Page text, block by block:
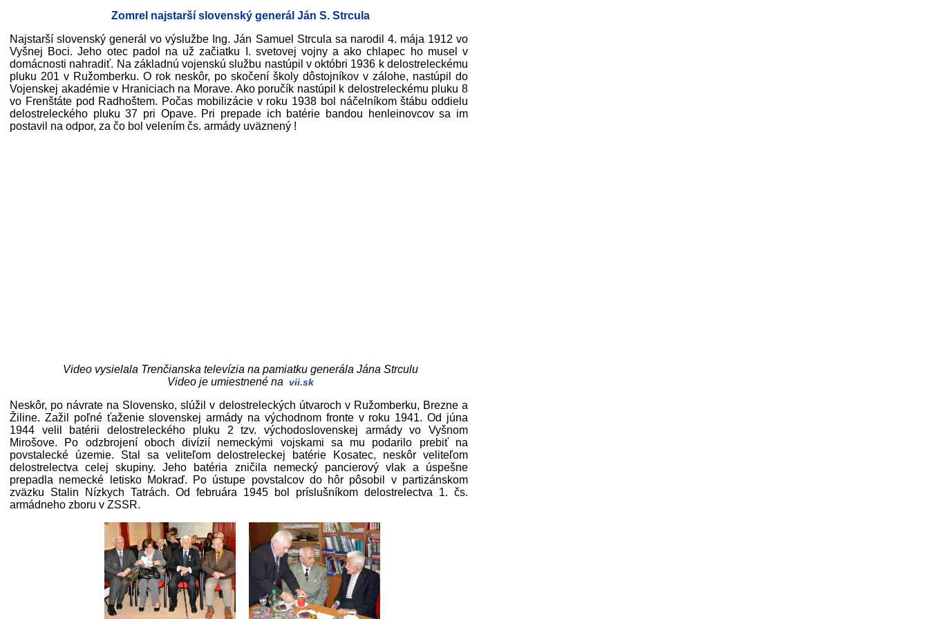
Zomrel najstarší slovenský generál Ján S. Strcula
Najstarší slovenský generál vo výslužbe Ing. Ján Samuel Strcula sa narodil 4. mája 1912 vo
Vyšnej Boci. Jeho otec padol na už začiatku I. svetovej vojny a ako chlapec ho musel v
domácnosti nahradiť. Na základnú vojenskú službu nastúpil v októbri 1936 k delostreleckému
pluku 201 v Ružomberku. O rok neskôr, po skočení školy dôstojníkov v zálohe, nastúpil do
Vojenskej akadémie v Hraniciach na Morave. Ako poručík nastúpil k delostreleckému pluku 8
vo Frenštáte pod Radhoštem. Počas mobilizácie v roku 1938 bol náčelníkom štábu oddielu
delostreleckého pluku 37 pri Opave. Pri prepade ich batérie bandou henleinovcov sa im
postavil na odpor, za čo bol velením čs. armády uväznený !
Video vysielala Trenčianska televízia na pamiatku generála Jána Strculu
Video je umiestnené na vii.sk
Neskôr, po návrate na Slovensko, slúžil v delostreleckých útvaroch v Ružomberku, Brezne a
Žiline. Zažil poľné ťaženie slovenskej armády na východnom fronte v roku 1941. Od júna
1944 velil batérii delostreleckého pluku 2 tzv. východoslovenskej armády vo Vyšnom
Mirošove. Po odzbrojení oboch divízií nemeckými vojskami sa mu podarilo prebiť na
povstalecké územie. Stal sa veliteľom delostreleckej batérie Kosatec, neskôr veliteľom
delostrelectva celej skupiny. Jeho batéria zničila nemecký pancierový vlak a úspešne
prepadla nemecké letisko Mokraď. Po ústupe povstalcov do hôr pôsobil v partizánskom
zväzku Stalin Nízkych Tatrách. Od februára 1945 bol príslušníkom delostrelectva 1. čs.
armádneho zboru v ZSSR.